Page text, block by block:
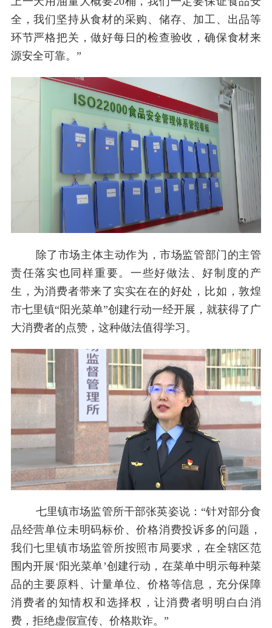
全，我们坚持从食材的采购、储存、加工、出品等
环节严格把关，做好每日的检查验收，确保食材来
源安全可靠。”
除了市场主体主动作为，市场监管部门的主管
责任落实也同样重要。一些好做法、好制度的产
生，为消费者带来了实实在在的好处，比如，敦煌
市七里镇“阳光菜单”创建行动一经开展，就获得了广
大消费者的点赞，这种做法值得学习。
七里镇市场监管所干部张英姿说：“针对部分食
品经营单位未明码标价、价格消费投诉多的问题，
我们七里镇市场监管所按照市局要求，在全辖区范
围内开展‘阳光菜单’创建行动，在菜单中明示每种菜
品的主要原料、计量单位、价格等信息，充分保障
消费者的知情权和选择权，让消费者明明白白消
费，拒绝虚假宣传、价格欺诈。”